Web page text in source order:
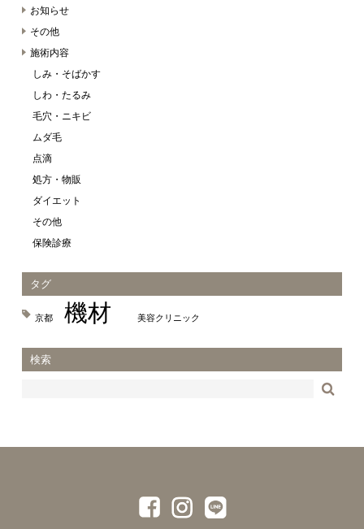
お知らせ
その他
施術内容
しみ・そばかす
しわ・たるみ
毛穴・ニキビ
ムダ毛
点滴
処方・物販
ダイエット
その他
保険診療
タグ
京都 機材 美容クリニック
検索